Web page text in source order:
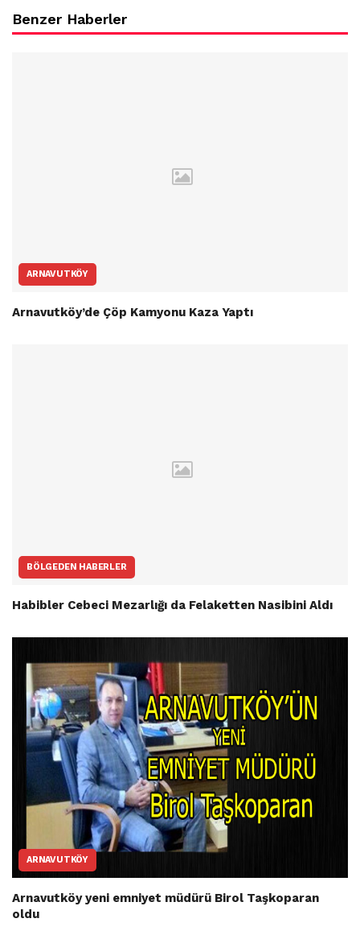
Benzer Haberler
ARNAVUTKÖY
Arnavutköy’de Çöp Kamyonu Kaza Yaptı
BÖLGEDEN HABERLER
Habibler Cebeci Mezarlığı da Felaketten Nasibini Aldı
ARNAVUTKÖY
Arnavutköy yeni emniyet müdürü Birol Taşkoparan
oldu